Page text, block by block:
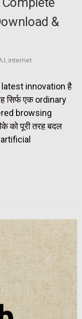
&
, internet
latest innovation है
सिर्फ एक ordinary
browsing
को पूरी तरह बदल